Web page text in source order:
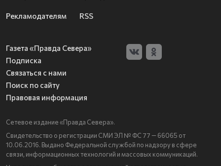
Рекламодателям RSS
Газета «Правда Севера»
Подписка
Связаться с нами
Поиск по сайту
Правовая информация
Сетевое издание «Правда Севера».
Свидетельство о регистрации СМИ ЭЛ № ФС 77 — 66065 от
10.06.2016. Выдано Федеральной службой по надзору в сфере
связи, информационных технологий и массовых коммуникаций.